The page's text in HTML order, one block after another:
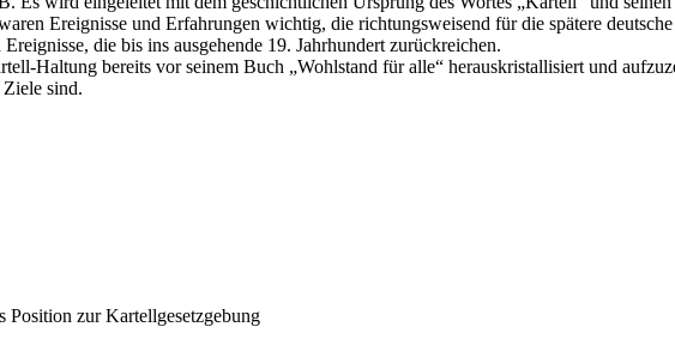
Ereignisse und Erfahrungen wichtig, die richtungsweisend für die spätere
die bis ins ausgehende 19. Jahrhundert zurückreichen.
Haltung bereits vor seinem Buch „Wohlstand für alle“ herauskristallisiert und
sind.
zur Kartellgesetzgebung